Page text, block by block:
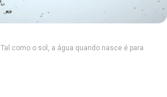
Tal como o sol, a água quando nasce é para